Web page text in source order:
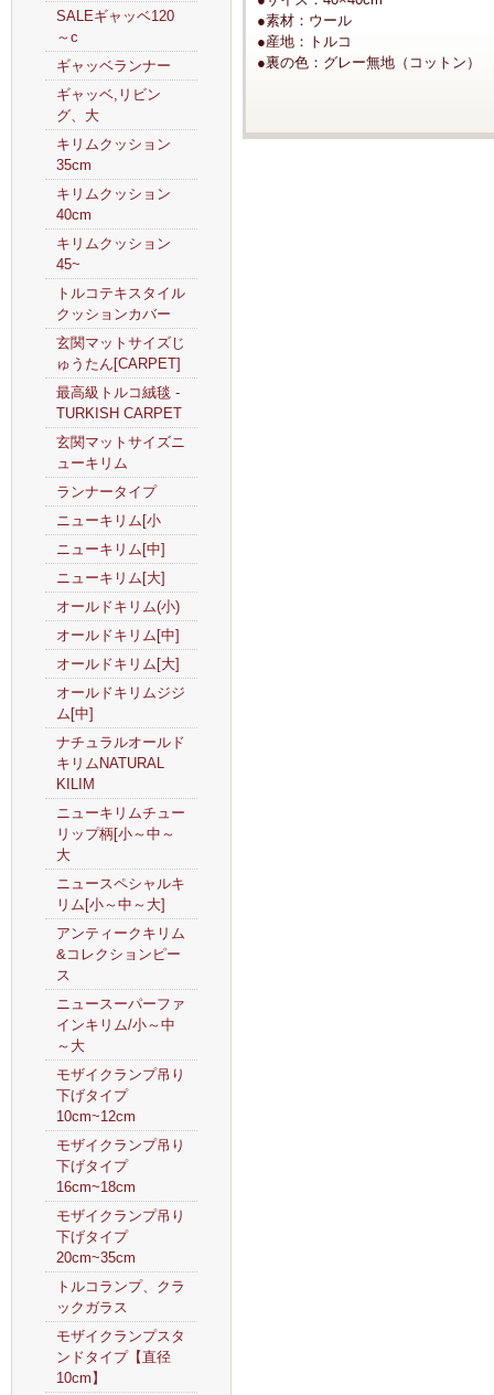
SALEギャッベ120
～c
ギャッベランナー
ギャッベ,リビン
グ、大
キリムクッション
35cm
キリムクッション
40cm
キリムクッション
45~
トルコテキスタイル
クッションカバー
玄関マットサイズじ
ゅうたん[CARPET]
最高級トルコ絨毯 -
TURKISH CARPET
玄関マットサイズニ
ューキリム
ランナータイプ
ニューキリム[小
ニューキリム[中]
ニューキリム[大]
オールドキリム(小)
オールドキリム[中]
オールドキリム[大]
オールドキリムジジ
ム[中]
ナチュラルオールド
キリムNATURAL
KILIM
ニューキリムチュー
リップ柄[小～中～
大
ニュースペシャルキ
リム[小～中～大]
アンティークキリム
&コレクションピー
ス
ニュースーパーファ
インキリム/小～中
～大
モザイクランプ吊り
下げタイプ
10cm~12cm
モザイクランプ吊り
下げタイプ
16cm~18cm
モザイクランプ吊り
下げタイプ
20cm~35cm
トルコランプ、クラ
ックガラス
モザイクランプスタ
ンドタイプ【直径
10cm】
●素材：ウール
●産地：トルコ
●裏の色：グレー無地（コットン）